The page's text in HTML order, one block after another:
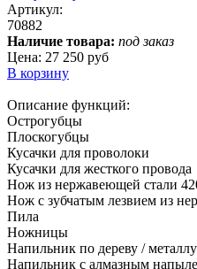
Артикул:
70882
Наличие товара: под заказ
Цена: 27 250 руб
В корзину
Описание функций:
Острогубцы
Плоскогубцы
Кусачки для проволоки
Кусачки для жесткого провода
Нож из нержавеющей стали
Нож с зубчатым лезвием из
Пила
Ножницы
Напильник по дереву / металлу
Напильник с алмазным